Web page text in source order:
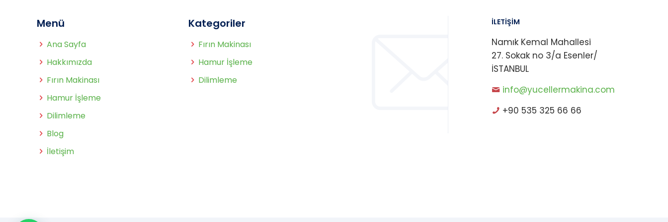
Menü
Ana Sayfa
Hakkımızda
Fırın Makinası
Hamur İşleme
Dilimleme
Blog
İletişim
Kategoriler
Fırın Makinası
Hamur İşleme
Dilimleme
İLETİŞİM
Namık Kemal Mahallesi
27. Sokak no 3/a Esenler/
İSTANBUL
info@yucellermakina.com
+90 535 325 66 66